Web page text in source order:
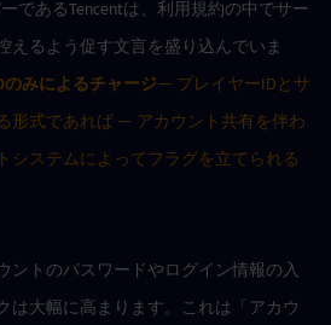
であるTencentは、利用規約の中でサー
えるよう促す文言を盛り込んでいま
のみによるチャージ— プレイヤーIDとサ
形式であれば — アカウント共有を伴わ
システムによってフラグを立てられる
ントのパスワードやログイン情報の入
は大幅に高まります。これは「アカウ